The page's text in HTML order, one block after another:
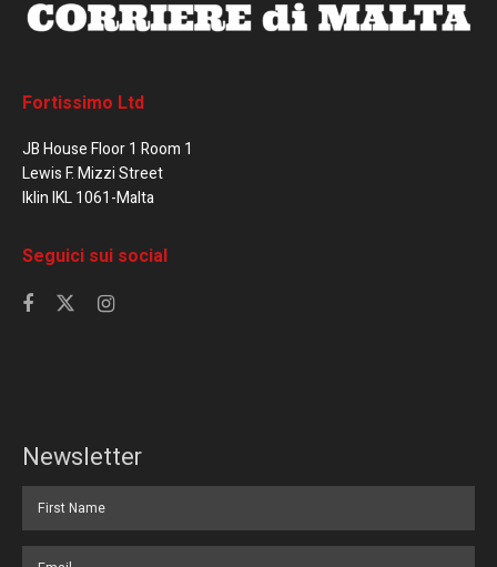
Fortissimo Ltd
JB House Floor 1 Room 1
Lewis F. Mizzi Street
Iklin IKL 1061-Malta
Seguici sui social
Newsletter